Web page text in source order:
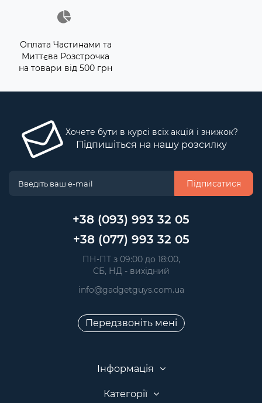
Оплата Частинами та
Миттєва Розстрочка
на товари від 500 грн
Хочете бути в курсі всіх акцій і знижок?
Підпишіться на нашу розсилку
Підписатися
+38 (093) 993 32 05
+38 (077) 993 32 05
ПН-ПТ з 09:00 до 18:00,
СБ, НД - вихідний
info@gadgetguys.com.ua
Передзвоніть мені
Інформація
Категорії